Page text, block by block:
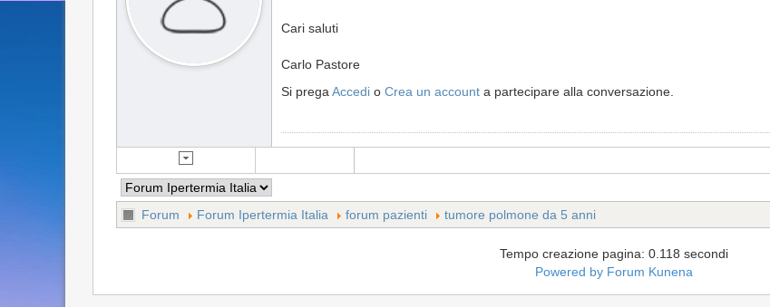
Cari saluti
Carlo Pastore
Si prega Accedi o Crea un account a partecipare alla conversazione.
Forum Forum Ipertermia Italia forum pazienti tumore polmone da 5 anni
Tempo creazione pagina: 0.118 secondi
Powered by Forum Kunena